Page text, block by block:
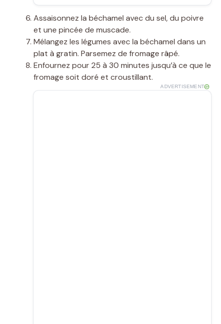
Assaisonnez la béchamel avec du sel, du poivre
et une pincée de muscade.
Mélangez les légumes avec la béchamel dans un
plat à gratin. Parsemez de fromage râpé.
Enfournez pour 25 à 30 minutes jusqu’à ce que le
fromage soit doré et croustillant.
ADVERTISEMENT